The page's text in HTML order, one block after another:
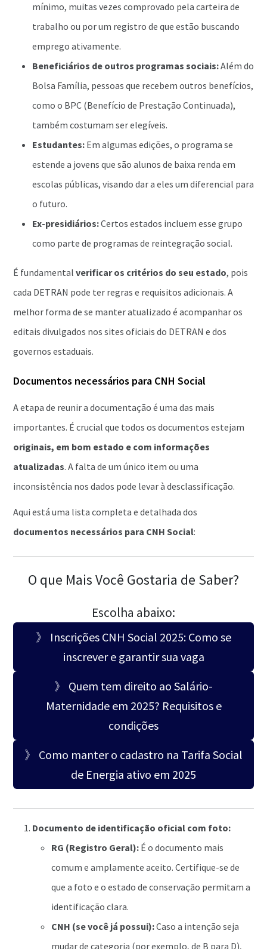
mínimo, muitas vezes comprovado pela carteira de
trabalho ou por um registro de que estão buscando
emprego ativamente.
Beneficiários de outros programas sociais:Além do
Bolsa Família, pessoas que recebem outros benefícios,
como o BPC (Benefício de Prestação Continuada),
também costumam ser elegíveis.
Estudantes: Em algumas edições, o programa se
estende a jovens que são alunos de baixa renda em
escolas públicas, visando dar a eles um diferencial para
o futuro.
Ex-presidiários:Certos estados incluem esse grupo
como parte de programas de reintegração social.
É fundamental verificar os critérios do seu estado, pois
cada DETRAN pode ter regras e requisitos adicionais. A
melhor forma de se manter atualizado é acompanhar os
editais divulgados nos sites oficiais do DETRAN e dos
governos estaduais.
Documentos necessários para CNH Social
A etapa de reunir a documentação é uma das mais
importantes. É crucial que todos os documentos estejam
originais, em bom estado e com informações
atualizadas. A falta de um único item ou uma
inconsistência nos dados pode levar à desclassificação.
Aqui está uma lista completa e detalhada dos
documentos necessários para CNH Social:
O que Mais Você Gostaria de Saber?
Escolha abaixo:
》 Inscrições CNH Social 2025: Como se
inscrever e garantir sua vaga
》 Quem tem direito ao Salário-
Maternidade em 2025? Requisitos e
condições
》 Como manter o cadastro na Tarifa Social
de Energia ativo em 2025
Documento de identificação oficial com foto:
RG (Registro Geral): É o documento mais
comum e amplamente aceito. Certifique-se de
que a foto e o estado de conservação permitam a
identificação clara.
CNH (se você já possui):Caso a intenção seja
mudar de categoria (por exemplo, de B para D),